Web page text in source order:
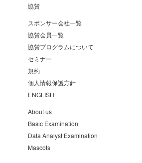
協賛
スポンサー会社一覧
協賛会員一覧
協賛プログラムについて
セミナー
規約
個人情報保護方針
ENGLISH
About us
Basic Examination
Data Analyst Examination
Mascots